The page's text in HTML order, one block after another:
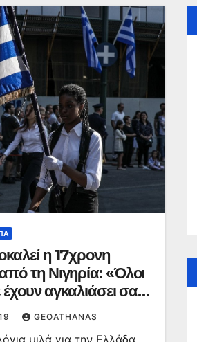
η 17χρονη
τη Νιγηρία: «Όλοι
έχουν αγκαλιάσει σαν
GEOATHANAS
μιλά για την Ελλάδα